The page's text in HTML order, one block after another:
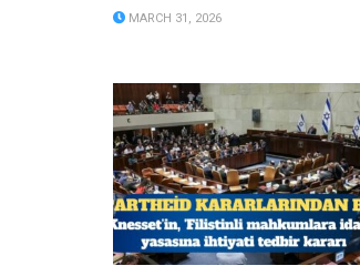
MARCH 31, 2026